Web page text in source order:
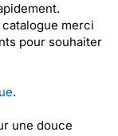
merci
pour souhaiter
.
une douce